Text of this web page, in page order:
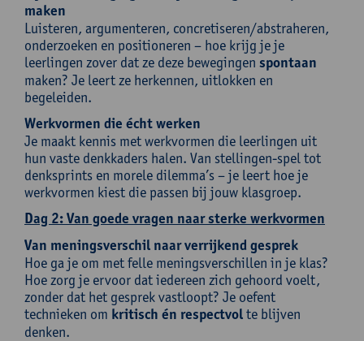
maken
Luisteren, argumenteren, concretiseren/abstraheren,
onderzoeken en positioneren – hoe krijg je je
leerlingen zover dat ze deze bewegingen spontaan
maken? Je leert ze herkennen, uitlokken en
begeleiden.
Werkvormen die écht werken
Je maakt kennis met werkvormen die leerlingen uit
hun vaste denkkaders halen. Van stellingen-spel tot
denksprints en morele dilemma’s – je leert hoe je
werkvormen kiest die passen bij jouw klasgroep.
Dag 2: Van goede vragen naar sterke werkvormen
Van meningsverschil naar verrijkend gesprek
Hoe ga je om met felle meningsverschillen in je klas?
Hoe zorg je ervoor dat iedereen zich gehoord voelt,
zonder dat het gesprek vastloopt? Je oefent
technieken om kritisch én respectvolte blijven
denken.